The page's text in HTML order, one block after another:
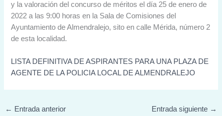
y la valoración del concurso de méritos el día 25 de enero de
2022 a las 9:00 horas en la Sala de Comisiones del
Ayuntamiento de Almendralejo, sito en calle Mérida, número 2
de esta localidad.
LISTA DEFINITIVA DE ASPIRANTES PARA UNA PLAZA DE
AGENTE DE LA POLICIA LOCAL DE ALMENDRALEJO
← Entrada anterior Entrada siguiente →